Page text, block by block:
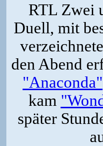
RTL Zwei
Duell, mit
den Abend
"Anaconda"
kam
später